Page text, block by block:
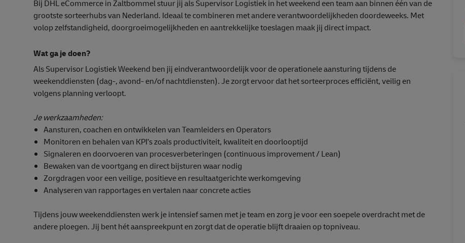
Bij DHL eCommerce in Zaltbommel stuur jij als Supervisor Logistiek in het weekend een team aan binnen één van de
grootste sorteerhubs van Nederland. Ideaal te combineren met andere verantwoordelijkheden doordeweeks. Met
volop zelfstandigheid, doorgroeimogelijkheden en aantrekkelijke toeslagen maak jij direct impact.
Wat ga je doen?
Als Supervisor Logistiek Weekend ben jij eindverantwoordelijk voor de operationele aansturing tijdens de
weekenddiensten (dag-, avond- en/of nachtdiensten). Je zorgt ervoor dat het sorteerproces efficiënt, veilig en
volgens planning verloopt.
Je werkzaamheden:
Aansturen, coachen en ontwikkelen van Teamleiders en Operators
Monitoren en behalen van KPI’s zoals productiviteit, kwaliteit en doorlooptijd
Signaleren en doorvoeren van procesverbeteringen (continuous improvement / Lean)
Bewaken van de voortgang en direct bijsturen waar nodig
Zorgdragen voor een veilige, positieve en resultaatgerichte werkomgeving
Analyseren van rapportages en vertalen naar concrete acties
Tijdens jouw weekenddiensten werk je intensief samen met je team en zorg je voor een soepele overdracht met de
andere ploegen. Jij bent hét aanspreekpunt en zorgt dat de operatie blijft draaien op topniveau.